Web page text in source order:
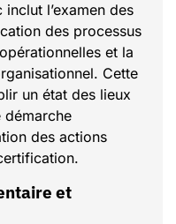
l’examen des
des processus
et la
Cette
un état des lieux
démarche
des actions